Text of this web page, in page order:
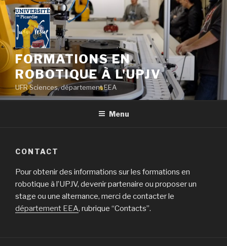
Skip
to
content
FORMATIONS EN
ROBOTIQUE À L'UPJV
UFR Sciences, département EEA
Menu
CONTACT
Pour obtenir des informations sur les formations en
robotique à l’UPJV, devenir partenaire ou proposer un
stage ou une alternance, merci de contacter le
département EEA, rubrique “Contacts”.